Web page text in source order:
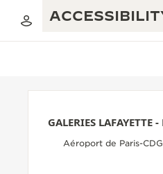
GALERIES LAFAYETTE
Aéroport de Paris-